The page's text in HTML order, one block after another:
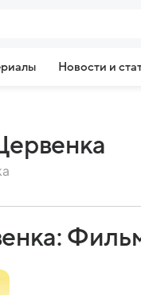
Новости и